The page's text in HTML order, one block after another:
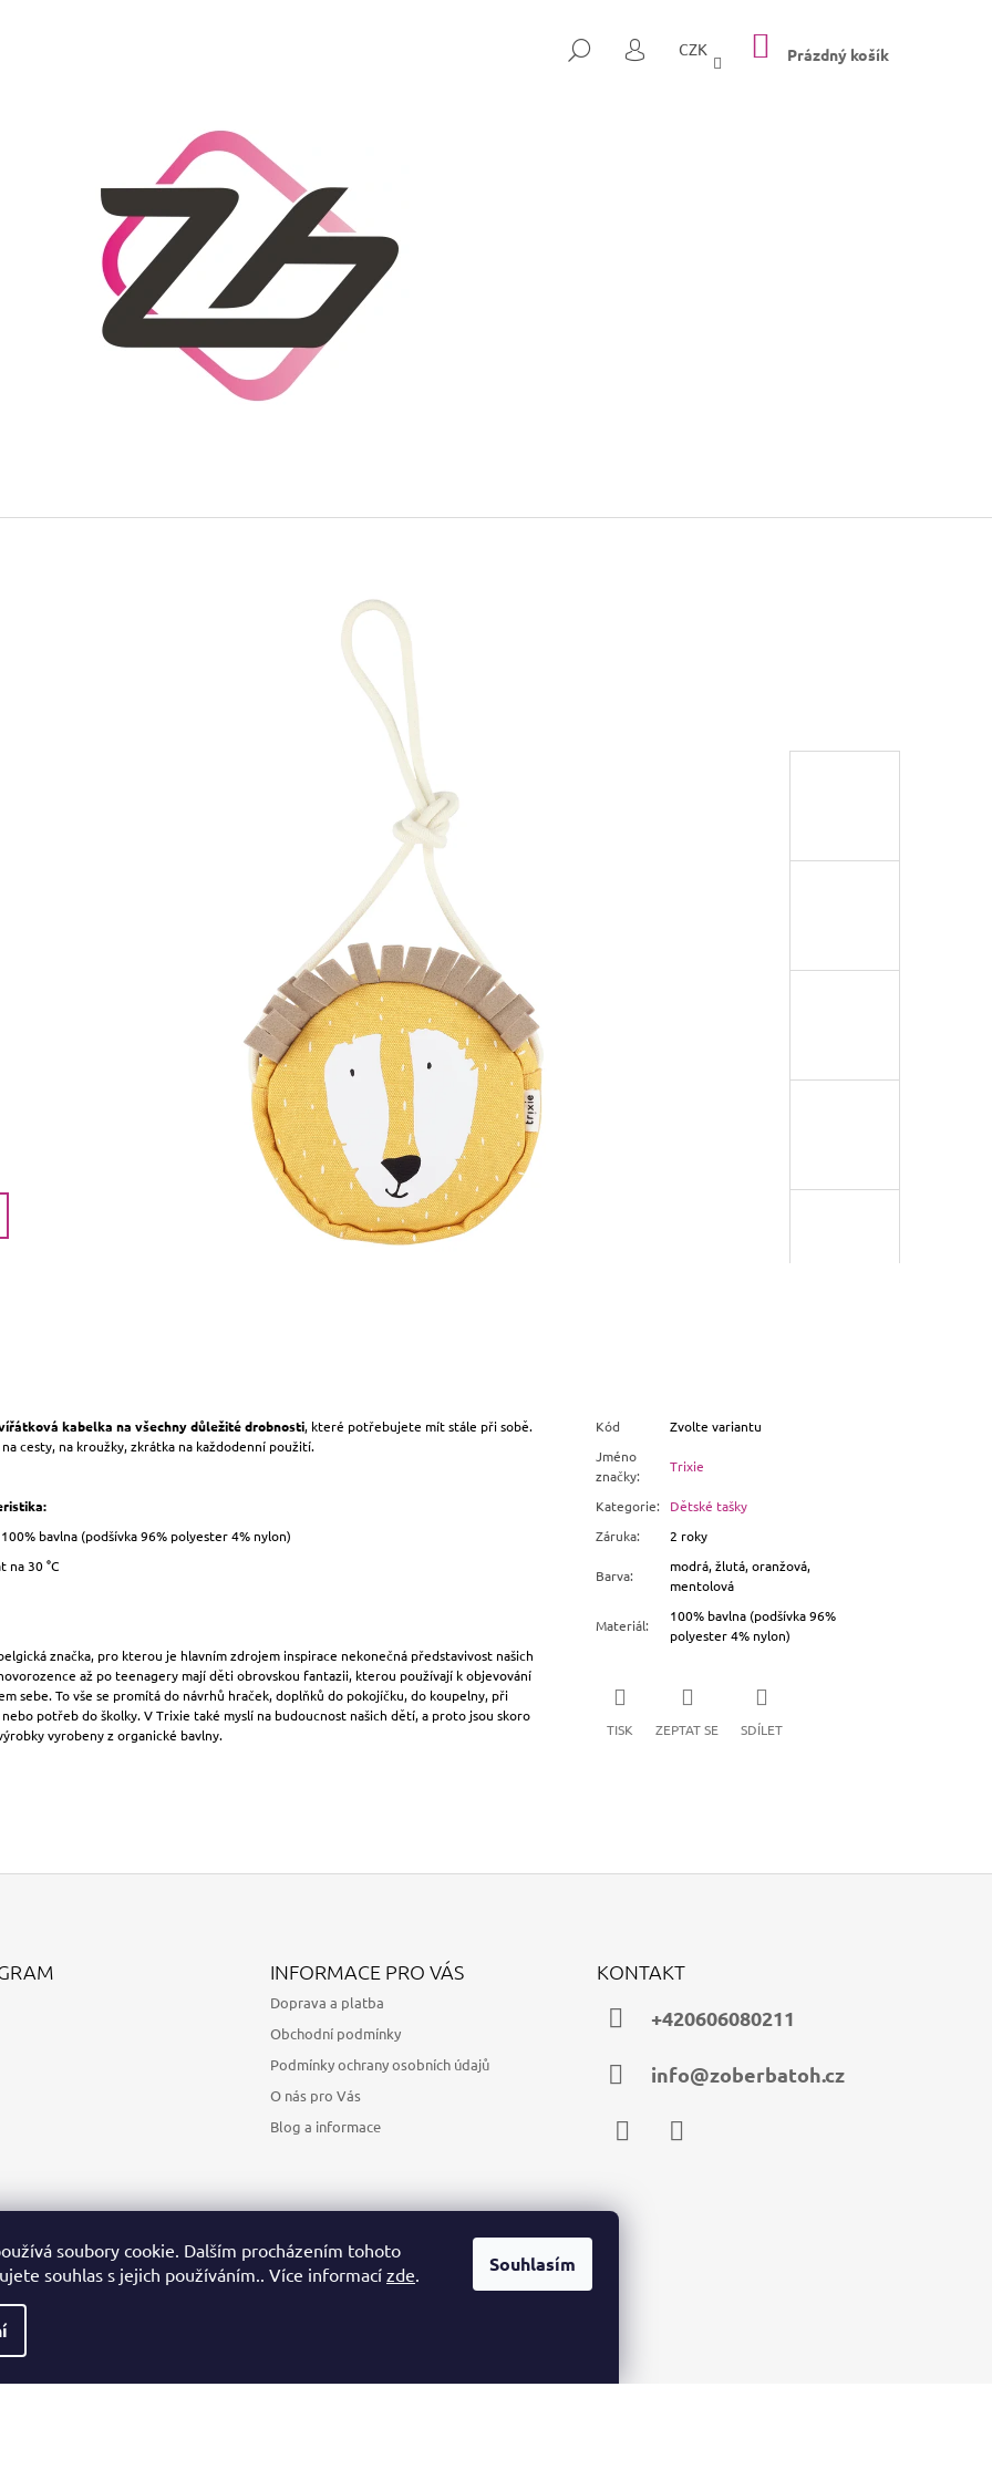
soubory cookie. Dalším procházením tohoto
souhlas s jejich používáním.. Více informací zde. Souhlasím
HLEDAT
PŘIHLÁŠENÍ
CZK NÁKUPNÍ
KOŠÍK
Prázdný košík
kabelka na všechny důležité drobnosti, které potřebujete mít stále při sobě.
na cesty, na kroužky, zkrátka na každodenní použití.
bavlna (podšívka96% polyester 4% nylon)
na 30 °C
značka, pro kterou je hlavním zdrojem inspirace nekonečná představivost našich
až po teenagery mají děti obrovskou fantazii, kterou používají k objevování
sebe. To vše se promítá do návrhů hraček, doplňků do pokojíčku, do koupelny, při
potřeb do školky. V Trixie také myslí na budoucnost našich dětí, a proto jsou skoro
vyrobeny z organické bavlny.
Kód
Zvolte variantu
Jméno
značky:
Trixie
Kategorie:
Dětské tašky
Záruka: 2 roky
Barva:
modrá, žlutá, oranžová,
mentolová
Materiál:
100% bavlna (podšívka 96%
polyester 4% nylon)
TISK ZEPTAT SE SDÍLET
HLEDAT
DOPORUČUJEME
Sledovat na Instagramu
INFORMACE PRO VÁS
Doprava a platba
Obchodní podmínky
Podmínky ochrany osobních údajů
O nás pro Vás
Blog a informace
KONTAKT
+420606080211
info@zoberbatoh.cz